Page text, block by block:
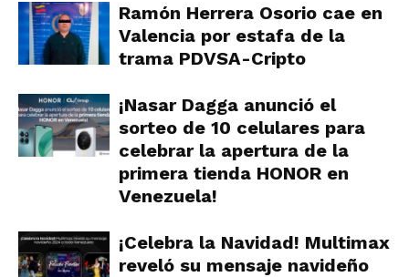
Ramón Herrera Osorio cae en
Valencia por estafa de la
trama PDVSA-Cripto
¡Nasar Dagga anunció el
sorteo de 10 celulares para
celebrar la apertura de la
primera tienda HONOR en
Venezuela!
¡Celebra la Navidad! Multimax
reveló su mensaje navideño